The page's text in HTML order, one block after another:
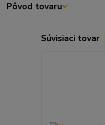
Pôvod tovaru
Súvisiaci tovar